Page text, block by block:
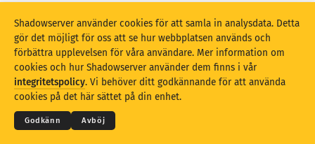
Uppdatera Återställ
Hämta som PNG
© 2026THE SHADOWSERVER FOUNDATION
Integritet och villkor
Kontakta oss Medverkande
Shadowserver använder cookies för att samla in analysdata. Detta
gör det möjligt för oss att se hur webbplatsen används och
förbättra upplevelsen för våra användare. Mer information om
cookies och hur Shadowserver använder dem finns i vår
integritetspolicy. Vi behöver ditt godkännande för att använda
cookies på det här sättet på din enhet.
Godkänn Avböj